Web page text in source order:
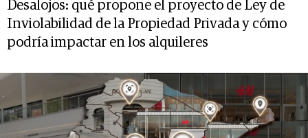
Desalojos: qué propone el proyecto de Ley de
Inviolabilidad de la Propiedad Privada y cómo
podría impactar en los alquileres